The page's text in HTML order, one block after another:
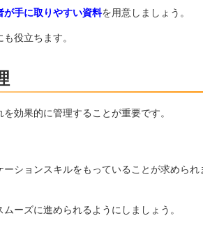
が手に取りやすい資料を用意しましょう。
役立ちます。
効果的に管理することが重要です。
ションスキルをもっていることが求められ
ーズに進められるようにしましょう。